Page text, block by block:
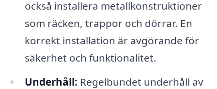
också installera metallkonstruktioner
som räcken, trappor och dörrar. En
korrekt installation är avgörande för
säkerhet och funktionalitet.
Underhåll: Regelbundet underhåll av